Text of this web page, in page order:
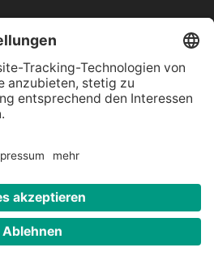
Kontakt
© 2026